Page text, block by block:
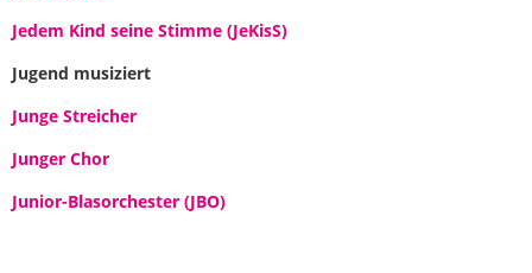
Jedem Kind seine Stimme (JeKisS)
Jugend musiziert
Junge Streicher
Junger Chor
Junior-Blasorchester (JBO)